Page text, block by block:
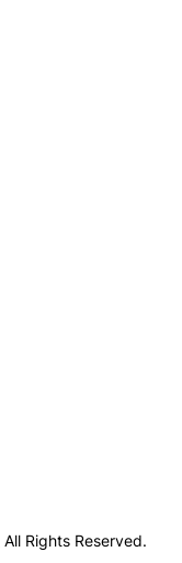
All Rights Reserved.